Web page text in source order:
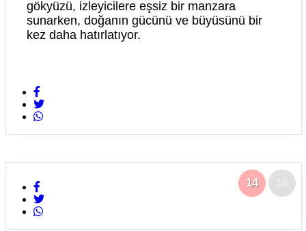
gökyüzü, izleyicilere eşsiz bir manzara
sunarken, doğanın gücünü ve büyüsünü bir
kez daha hatırlatıyor.
14